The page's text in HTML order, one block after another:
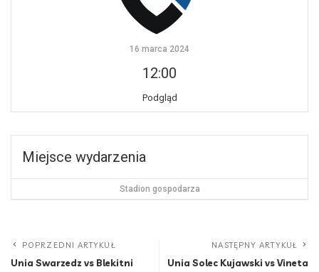
16 marca 2024
12:00
Podgląd
Miejsce wydarzenia
Stadion gospodarza
POPRZEDNI ARTYKUŁ
Unia Swarzedz vs Blekitni
NASTĘPNY ARTYKUŁ
Unia Solec Kujawski vs Vineta